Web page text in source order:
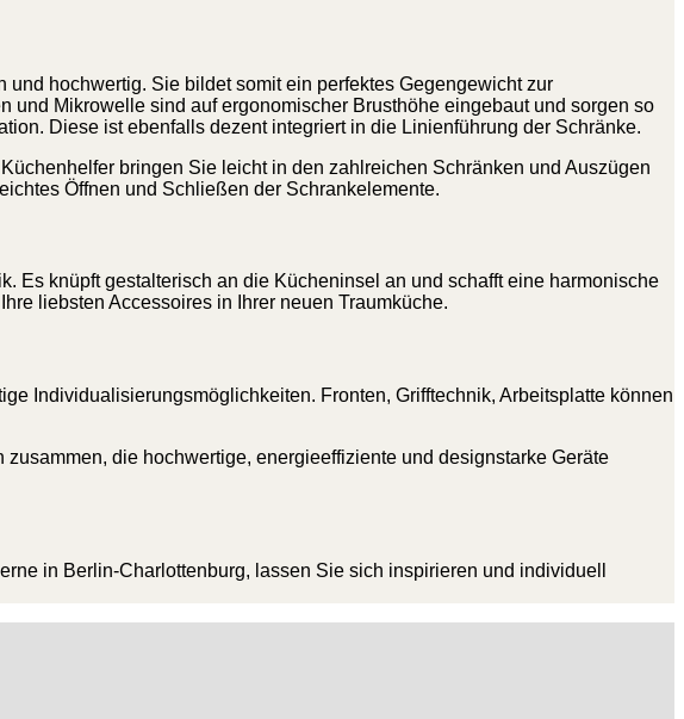
hochwertig. Sie bildet somit ein perfektes Gegengewicht zur
Mikrowelle sind auf ergonomischer Brusthöhe eingebaut und sorgen so
Diese ist ebenfalls dezent integriert in die Linienführung der Schränke.
bringen Sie leicht in den zahlreichen Schränken und Auszügen
Öffnen und Schließen der Schrankelemente.
Es knüpft gestalterisch an die Kücheninsel an und schafft eine harmonische
liebsten Accessoires in Ihrer neuen Traumküche.
Individualisierungsmöglichkeiten. Fronten, Grifftechnik, Arbeitsplatte können
die hochwertige, energieeffiziente und designstarke Geräte
in Berlin-Charlottenburg, lassen Sie sich inspirieren und individuell